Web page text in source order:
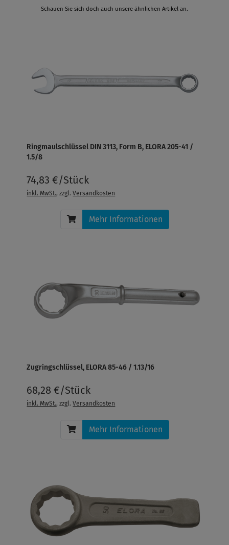
Schauen Sie sich doch auch unsere ähnlichen Artikel an.
Ringmaulschlüssel DIN 3113, Form B, ELORA 205-41 /
1.5/8
74,83 €/Stück
inkl. MwSt., zzgl.Versandkosten
Mehr Informationen
Zugringschlüssel, ELORA 85-46 / 1.13/16
68,28 €/Stück
inkl. MwSt., zzgl.Versandkosten
Mehr Informationen